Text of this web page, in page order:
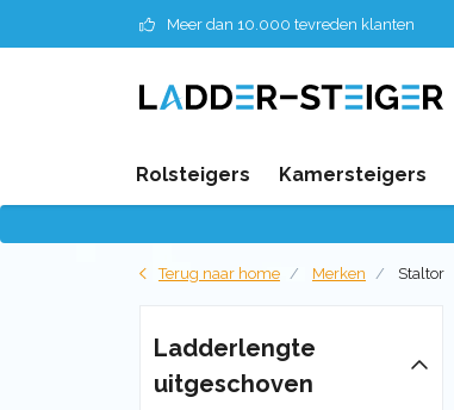
Meer dan 10.000 tevreden klanten
Rolsteigers Kamersteigers
Terug naar home Merken Staltor
Ladderlengte
uitgeschoven